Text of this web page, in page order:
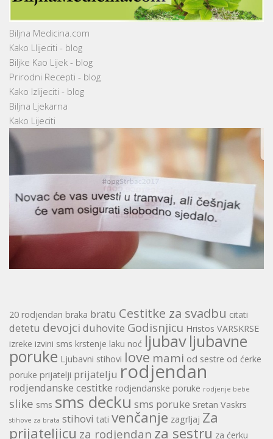
Biljna Medicina.com
Kako Llijeciti - blog
Biljke Kao Lijek - blog
Prirodni Recepti - blog
Kako Izlijeciti - blog
Biljna Ljekarna
Kako Lijeciti
20 rodjendan braka bratu Cestitke za svadbu citati
detetu devojci duhovite Godisnjicu Hristos VARSKRSE
izreke izvini sms krstenje laku noć ljubavljubavne
poruke Ljubavni stihovi love mami od sestre od ćerke
poruke prijatelji prijatelju rodjendan
rodjendanske cestitke rodjendanske poruke rodjenje bebe
slike sms sms decku sms poruke Sretan Vaskrs
stihove za brata stihovi tati venčanje zagrljaj Za
prijateljicu za rodjendan za sestru za ćerku